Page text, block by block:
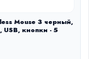
Mouse 3 черный,
кнопки - 5